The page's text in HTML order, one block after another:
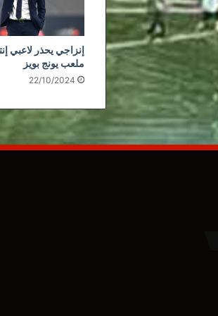
إنزاجي يحذر لاعبي
ملعب يونج بويز
22/10/2024